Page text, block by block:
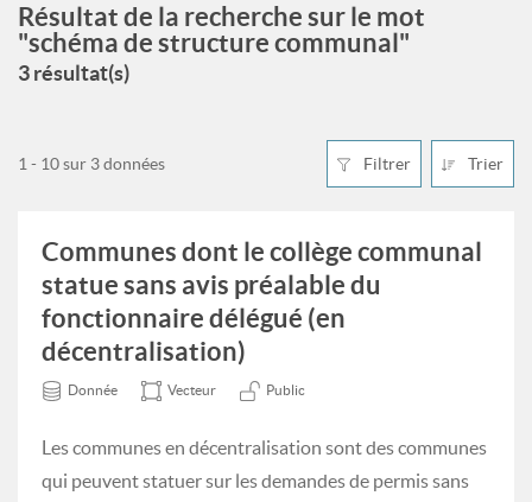
Résultat de la recherche sur le mot
"schéma de structure communal"
3 résultat(s)
Filtrer Trier
1 - 10 sur 3 données
Communes dont le collège communal
statue sans avis préalable du
fonctionnaire délégué (en
décentralisation)
Donnée Vecteur Public
Les communes en décentralisation sont des communes
qui peuvent statuer sur les demandes de permis sans